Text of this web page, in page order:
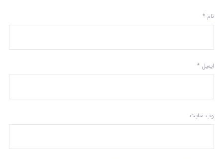
نام *
ایمیل *
وب‌ سایت